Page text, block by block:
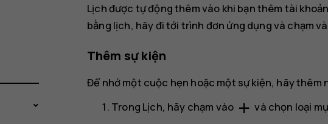
Lịch được tự động thêm vào khi bạn thêm tài
bằng lịch, hãy đi tới trình đơn ứng dụng và chạm
Thêm sự kiện
Để nhớ một cuộc hẹn hoặc một sự kiện, hãy thêm
Trong Lịch, hãy chạm vào add và chọn loại